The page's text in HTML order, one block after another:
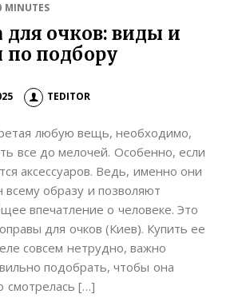
MINUTES
для очков: виды и
по подбору
TEDITOR
любую вещь, необходимо,
все до мелочей. Особенно, если
аксессуаров. Ведь, именно они
всему образу и позволяют
впечатление о человеке. Это
для очков (Киев). Купить ее
совсем нетрудно, важно
подобрать, чтобы она
смотрелась […]